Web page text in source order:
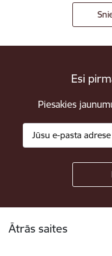
Esi
Piesakies
Ātrās saites